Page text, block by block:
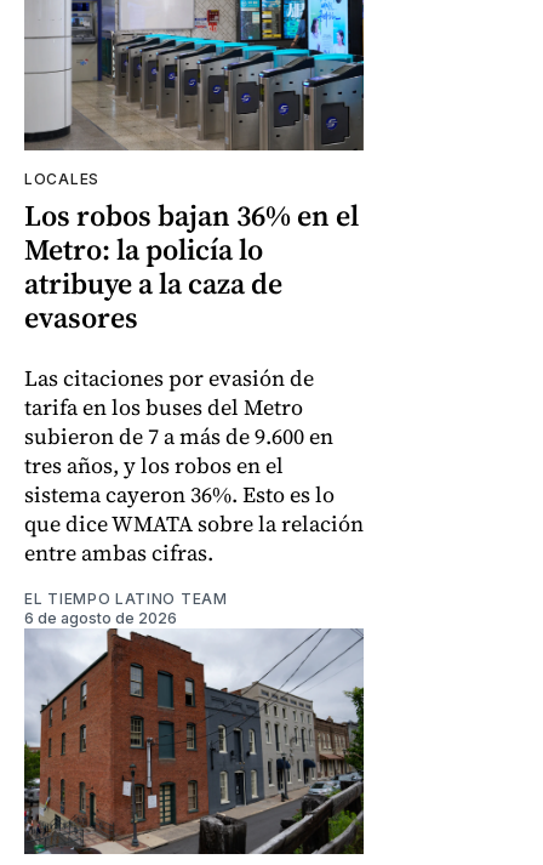
LOCALES
Los robos bajan 36% en el
Metro: la policía lo
atribuye a la caza de
evasores
Las citaciones por evasión de
tarifa en los buses del Metro
subieron de 7 a más de 9.600 en
tres años, y los robos en el
sistema cayeron 36%. Esto es lo
que dice WMATA sobre la relación
entre ambas cifras.
EL TIEMPO LATINO TEAM
6 de agosto de 2026